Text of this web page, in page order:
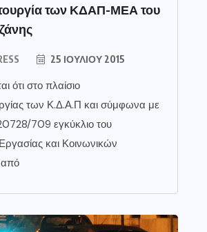
των ΚΔΑΠ-ΜΕΑ του
25 ΙΟΥΛΊΟΥ 2015
ότι στο πλαίσιο
των Κ.Δ.Α.Π και σύμφωνα με
709 εγκύκλιο του
και Κοινωνικών